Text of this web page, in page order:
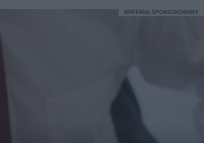
MATERIAŁ SPONSOROWANY